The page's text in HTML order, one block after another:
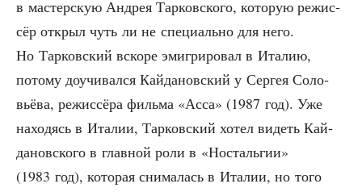
в мастер­скую Андрея Тар­ков­ско­го, кото­рую режис­
сёр открыл чуть ли не спе­ци­аль­но для него.
Но Тар­ков­ский вско­ре эми­гри­ро­вал в Ита­лию,
пото­му доучи­вал­ся Кай­да­нов­ский у Сер­гея Соло­
вьё­ва, режис­сё­ра филь­ма «Асса» (1987 год). Уже
нахо­дясь в Ита­лии, Тар­ков­ский хотел видеть Кай­
да­нов­ско­го в глав­ной роли в «Носталь­гии»
(1983 год), кото­рая сни­ма­лась в Ита­лии, но того